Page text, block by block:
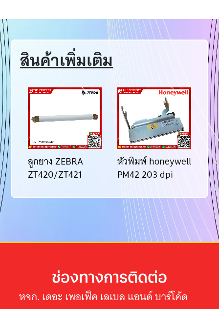
สินค้าเพิ่มเติม
ลูกยาง ZEBRA
ZT420/ZT421
หัวพิมพ์ honeywell
PM42 203 dpi
หั
ช่องทางการติดต่อ
หจก. เดอะ เพอเฟ็ค เลเบล แอนด์ บาร์โค้ด